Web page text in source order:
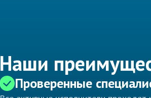
Наши
Проверенные